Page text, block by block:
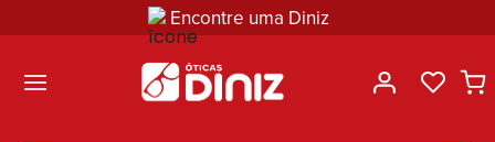
Encontre uma Diniz